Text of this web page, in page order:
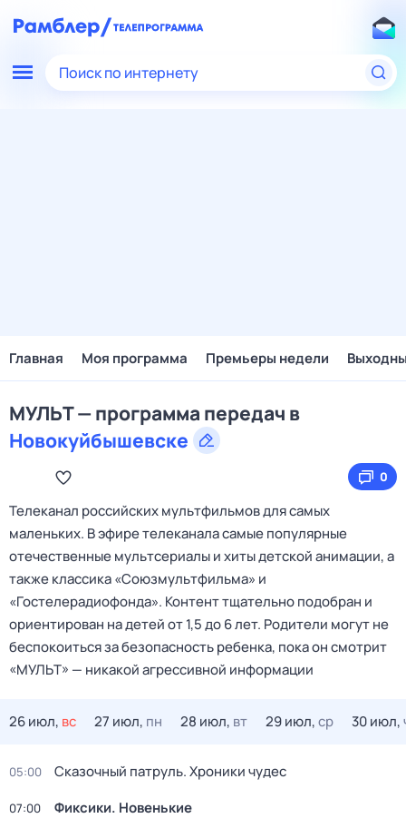
Поиск по интернету
Главная Моя программа Премьеры недели
МУЛЬТ — программа передач в
Новокуйбышевске
0
Телеканал российских мультфильмов для самых
маленьких. В эфире телеканала самые популярные
отечественные мультсериалы и хиты детской анимации, а
также классика «Союзмультфильма» и
«Гостелерадиофонда». Контент тщательно подобран и
ориентирован на детей от 1,5 до 6 лет. Родители могут не
беспокоиться за безопасность ребенка, пока он смотрит
«МУЛЬТ» — никакой агрессивной информации
26 июл, вс 27 июл, пн 28 июл, вт 29 июл,ср 30 июл,
05:00 Сказочный патруль. Хроники чудес
07:00 Фиксики. Новенькие